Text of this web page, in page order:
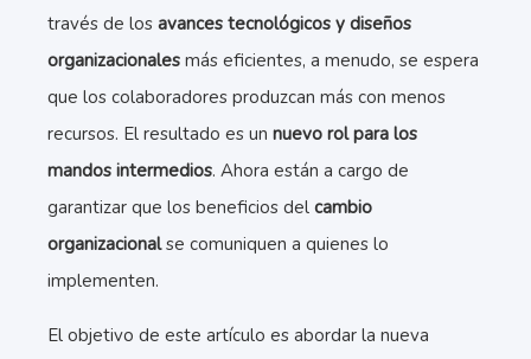
través de los avances tecnológicos y diseños
organizacionales más eficientes, a menudo, se espera
que los colaboradores produzcan más con menos
recursos. El resultado es un nuevo rol para los
mandos intermedios. Ahora están a cargo de
garantizar que los beneficios del cambio
organizacionalse comuniquen a quienes lo
implementen.
El objetivo de este artículo es abordar la nueva